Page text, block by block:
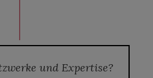
und Expertise?